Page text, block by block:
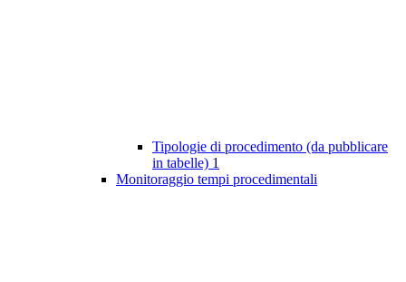
Tipologie di procedimento (da pubblicare
in tabelle) 1
Monitoraggio tempi procedimentali